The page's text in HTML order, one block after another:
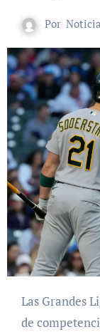
Por
Las Grandes Ligas (MLB) cerraron su segundo mes
de